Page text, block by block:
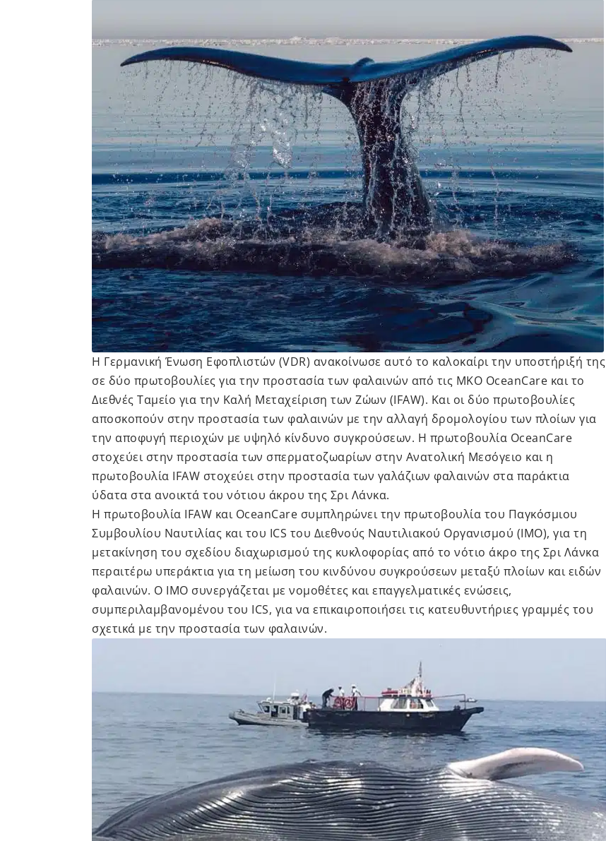
Η Γερμανική Ένωση Εφοπλιστών (VDR) ανακοίνωσε αυτό το καλοκαίρι την υποστήριξή της
σε δύο πρωτοβουλίες για την προστασία των φαλαινών από τις ΜΚΟ OceanCare και το
Διεθνές Ταμείο για την Καλή Μεταχείριση των Ζώων (IFAW). Και οι δύο πρωτοβουλίες
αποσκοπούν στην προστασία των φαλαινών με την αλλαγή δρομολογίου των πλοίων για
την αποφυγή περιοχών με υψηλό κίνδυνο συγκρούσεων. Η πρωτοβουλία OceanCare
στοχεύει στην προστασία των σπερματοζωαρίων στην Ανατολική Μεσόγειο και η
πρωτοβουλία IFAW στοχεύει στην προστασία των γαλάζιων φαλαινών στα παράκτια
ύδατα στα ανοικτά του νότιου άκρου της Σρι Λάνκα.
Η πρωτοβουλία IFAW και OceanCare συμπληρώνει την πρωτοβουλία του Παγκόσμιου
Συμβουλίου Ναυτιλίας και του ICS του Διεθνούς Ναυτιλιακού Οργανισμού (IMO), για τη
μετακίνηση του σχεδίου διαχωρισμού της κυκλοφορίας από το νότιο άκρο της Σρι Λάνκα
περαιτέρω υπεράκτια για τη μείωση του κινδύνου συγκρούσεων μεταξύ πλοίων και ειδών
φαλαινών. Ο ΙΜΟ συνεργάζεται με νομοθέτες και επαγγελματικές ενώσεις,
συμπεριλαμβανομένου του ICS, για να επικαιροποιήσει τις κατευθυντήριες γραμμές του
σχετικά με την προστασία των φαλαινών.